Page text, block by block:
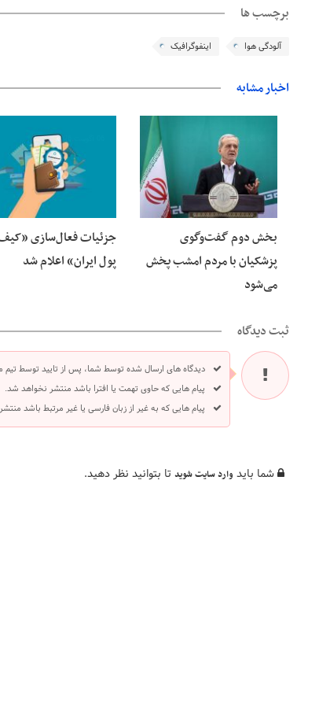
برچسب ها
آلودگی هوا اینفوگرافیک
اخبار مشابه
بخش دوم گفت‌وگوی
پزشکیان با مردم امشب پخش
می‌شود
جزئیات فعال‌سازی
پول ایران» اعلام شد
ثبت دیدگاه
دیدگاه های ارسال شده توسط شما، پس از تایید توسط
پیام هایی که حاوی تهمت یا افترا باشد منتشر نخواهد شد.
پیام هایی که به غیر از زبان فارسی یا غیر مرتبط باشد
شما باید وارد سایت شوید تا بتوانید نظر دهید.